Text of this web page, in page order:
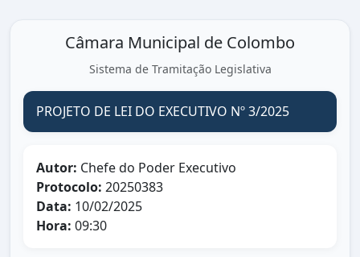
Câmara Municipal de Colombo
Sistema de Tramitação Legislativa
PROJETO DE LEI DO EXECUTIVO Nº 3/2025
Autor: Chefe do Poder Executivo
Protocolo: 20250383
Data: 10/02/2025
Hora: 09:30